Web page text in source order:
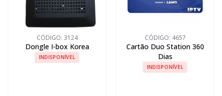
CÓDIGO: 3124
Dongle I-box Korea
INDISPONÍVEL
CÓDIGO: 4657
Cartão Duo Station 360
Dias
INDISPONÍVEL